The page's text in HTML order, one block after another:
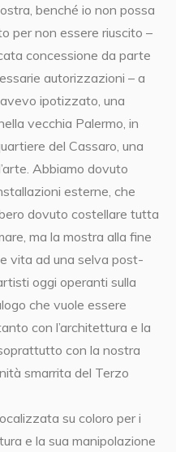
benché io non possa
per non essere riuscito –
concessione da parte
autorizzazioni – a
ipotizzato, una
vecchia Palermo, in
del Cassaro, una
Abbiamo dovuto
esterne, che
dovuto costellare tutta
ma la mostra alla fine
vita ad una selva post-
oggi operanti sulla
che vuole essere
con l’architettura e la
con la nostra
smarrita del Terzo
su coloro per i
e la sua manipolazione